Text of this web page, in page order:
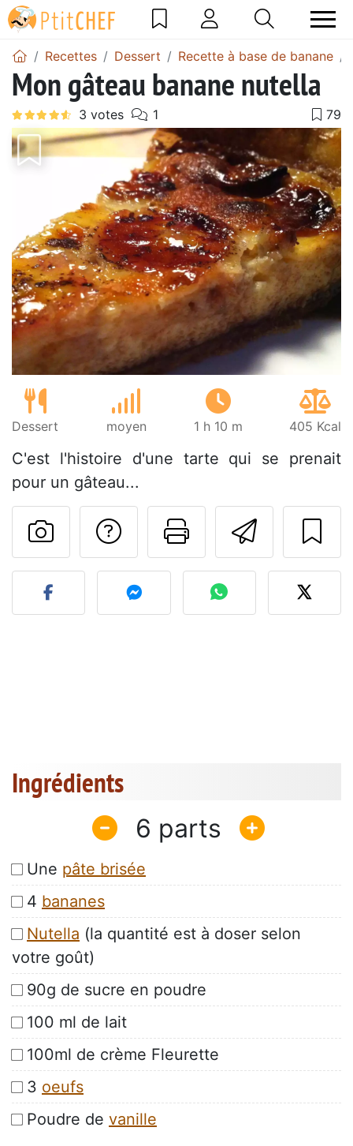
Recettes Dessert Recette à base de banane
Mon gâteau banane nutella
Dessert moyen 1 h 10 m 405 Kcal
C'est l'histoire d'une tarte qui se prenait
pour un gâteau...
Imprimer
Poser une
Publier votre photo de
Ingrédients
6
Une pâte brisée
4 bananes
Nutella (la quantité est à doser selon
votre goût)
90g de sucre en poudre
100 ml de lait
100ml de crème Fleurette
3 oeufs
Poudre de vanille